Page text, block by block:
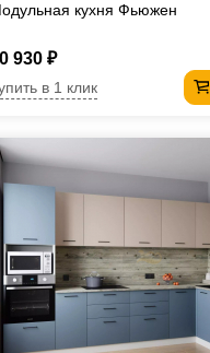
кухня Фьюжен
930 ₽
в 1 клик